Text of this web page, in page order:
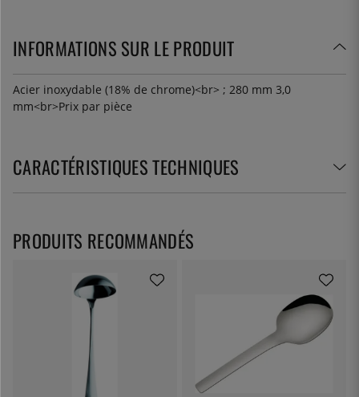
INFORMATIONS SUR LE PRODUIT
Acier inoxydable (18% de chrome)<br> ; 280 mm 3,0
mm<br>Prix par pièce
CARACTÉRISTIQUES TECHNIQUES
PRODUITS RECOMMANDÉS